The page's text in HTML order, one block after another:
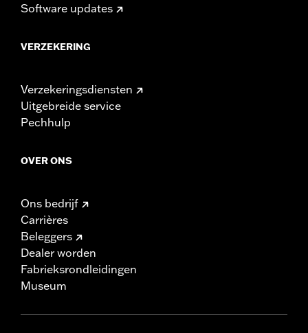
Software updates
VERZEKERING
Verzekeringsdiensten
Uitgebreide service
Pechhulp
OVER ONS
Ons bedrijf
Carrières
Beleggers
Dealer worden
Fabrieksrondleidingen
Museum